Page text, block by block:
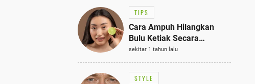
Kaftan Cokelat
TIPS
Cara Ampuh Hilangkan
Bulu Ketiak Secara
Permanen dalam 5
Langkah Sederhana
sekitar 1 tahun lalu
STYLE